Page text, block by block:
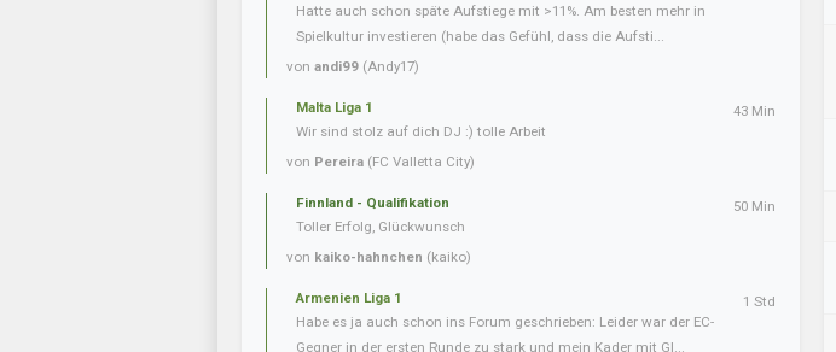
Hatte auch schon späte Aufstiege mit >11%. Am besten mehr in
Spielkultur investieren (habe das Gefühl, dass die Aufsti...
von andi99 (Andy17)
Malta Liga 1
Wir sind stolz auf dich DJ :) tolle Arbeit
von Pereira (FC Valletta City)
43 Min
Finnland - Qualifikation
Toller Erfolg, Glückwunsch
von kaiko-hahnchen (kaiko)
50 Min
Armenien Liga 1
Habe es ja auch schon ins Forum geschrieben: Leider war der EC-
Gegner in der ersten Runde zu stark und mein Kader mit Gl...
1 Std